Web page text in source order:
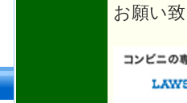
お願い